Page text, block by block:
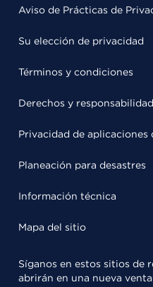
Aviso de Prácticas de
Su elección de privacidad
Términos y condiciones
Derechos y
Privacidad de aplicaciones
Planeación para desastres
Información técnica
Mapa del sitio
Síganos en estos sitios de
abrirán en una nueva